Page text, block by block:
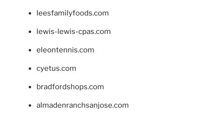
leesfamilyfoods.com
lewis-lewis-cpas.com
eleontennis.com
cyetus.com
bradfordshops.com
almadenranchsanjose.com